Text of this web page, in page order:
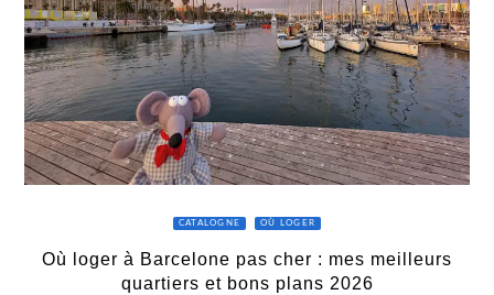
CATALOGNE OÙ LOGER
Où loger à Barcelone pas cher : mes meilleurs
quartiers et bons plans 2026